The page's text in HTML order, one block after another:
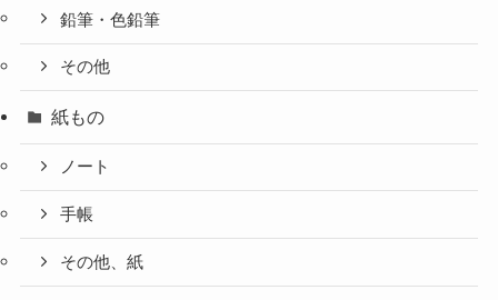
鉛筆・色鉛筆
その他
紙もの
ノート
手帳
その他、紙